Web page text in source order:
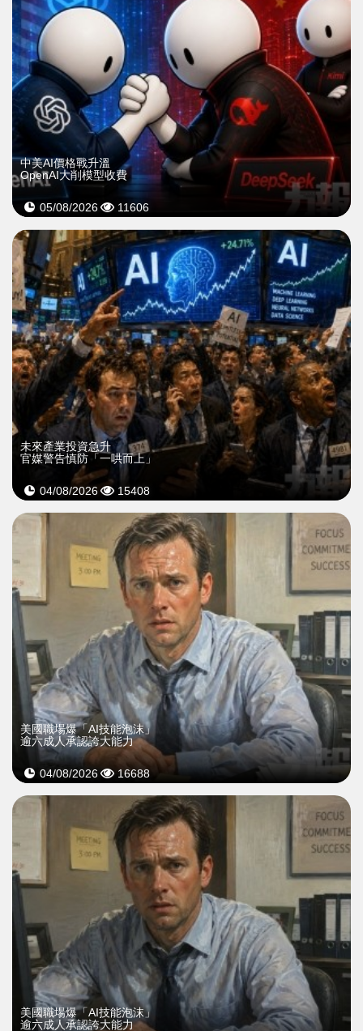
中美AI價格戰升溫
OpenAI大削模型收費
05/08/2026 11606
未來產業投資急升
官媒警告慎防「一哄而上」
04/08/2026 15408
美國職場爆「AI技能泡沫」
逾六成人承認誇大能力
04/08/2026 16688
美國職場爆「AI技能泡沫」
逾六成人承認誇大能力